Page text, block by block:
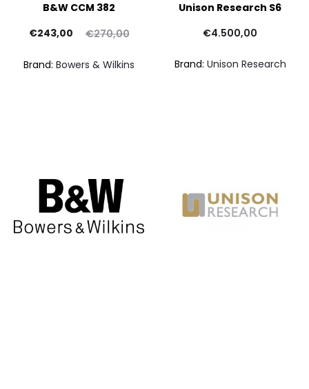
B&W CCM 382
€270,00
Il
€243,00
Brand: Bowers & Wilkins
Unison Research S6
€4.500,00
Brand: Unison Research